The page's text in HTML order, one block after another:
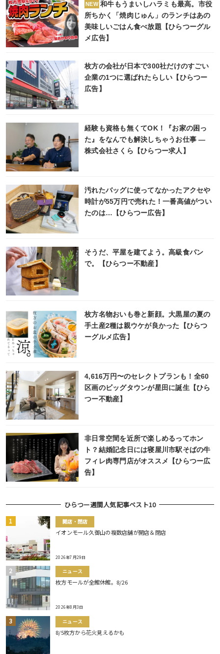
NEW 和牛もうまいしハラミも最高。市役
所ちかく「焼肉じゅん」のランチはあの
美味しいごはん食べ放題【ひらつーグル
メ広告】
枚方の会社が日本で300社だけのすごい
企業の1つに選ばれたらしい【ひらつー
広告】
経験も資格も無くてOK！『お家の困っ
た』をなんでも解決しちゃうお仕事 ―
株式会社さくら【ひらつー求人】
汚れたバッグに使ってなかったアクセや
時計が55万円で売れた！一番高値がつい
たのは…【ひらつー広告】
そうだ、平屋を建てよう。高級食パン
で。【ひらつー不動産】
枚方名物おいも巻と新顔。大黒屋の夏の
手土産2種は親ウケが良かった【ひらつ
ーグルメ広告】
4,616万円〜のセレクトプランも！全60
区画のビッグタウンが星田に誕生【ひら
つー不動産】
非日常空間を近所で楽しめるってホン
ト？結婚記念日には寝屋川市駅そばの牛
フィレ肉専門店がオススメ【ひらつー広
告】
ひらつー週間人気記事ベスト10
開店・閉店
イオンモール久御山の複数店舗が開店＆閉店
2026年7月29日
ニュース
枚方モールが全館休館。8/26
2026年8月3日
ニュース
8/5枚方から花火見えるかも